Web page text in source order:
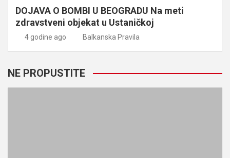
DOJAVA O BOMBI U BEOGRADU Na meti
zdravstveni objekat u Ustaničkoj
4 godine ago Balkanska Pravila
NE PROPUSTITE